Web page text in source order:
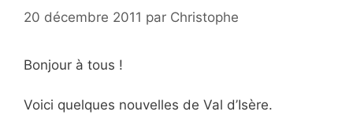
20 décembre 2011 par Christophe
Bonjour à tous !
Voici quelques nouvelles de Val d’Isère.